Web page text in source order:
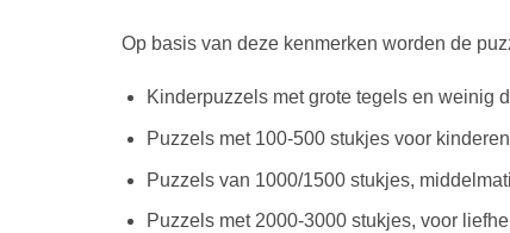
Op basis van deze kenmerken worden de
Kinderpuzzels met grote tegels en weinig
Puzzels met 100-500 stukjes voor
Puzzels van 1000/1500 stukjes,
Puzzels met 2000-3000 stukjes, voor